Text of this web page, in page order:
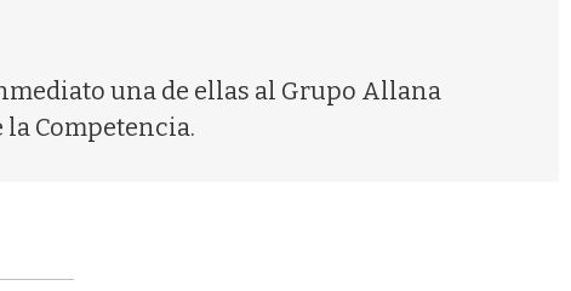
una de ellas al Grupo Allana
Competencia.